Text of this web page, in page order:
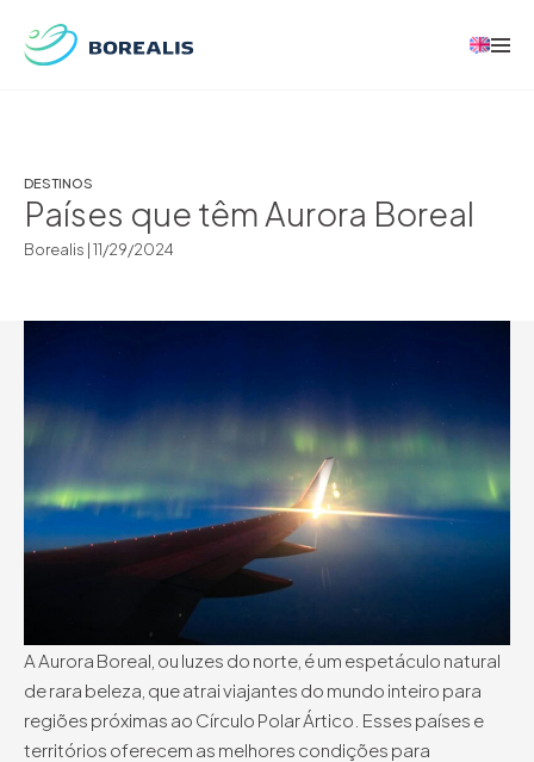
DESTINOS
Países que têm Aurora Boreal
Borealis |11/29/2024
A Aurora Boreal, ou luzes do norte, é um espetáculo natural
de rara beleza, que atrai viajantes do mundo inteiro para
regiões próximas ao Círculo Polar Ártico. Esses países e
territórios oferecem as melhores condições para